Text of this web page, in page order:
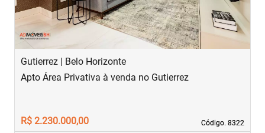
Gutierrez | Belo Horizonte
Código. 8322
Código. 8322
Apto Área Privativa à venda no Gutierrez
R$ 2.230.000,00